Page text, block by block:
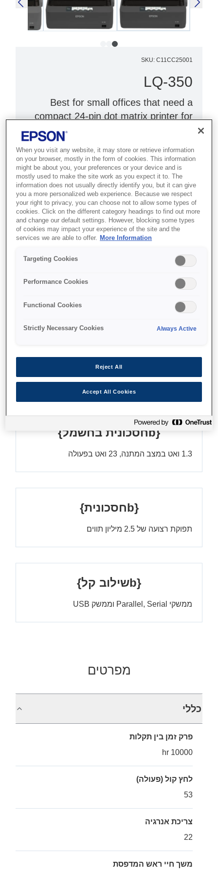
SKU: C11CC25001
LQ-350
Best for small offices that need a
compact 24-pin dot matrix printer for
multi-part forms and documents.
24-pin, 80-column
Fast and reliable
High-quality printing
{bאמינות גבוהה}
זמן ממוצע בין תקלות של 10,000 שעות פעולה
{bחסכונית בחשמל}
1.3 ואט במצב המתנה, 23 ואט בפעולה
{bחסכונית}
תפוקת רצועה של 2.5 מיליון תווים
{bשילוב קל}
ממשקי Parallel, Serial וממשק USB
מפרטים
כללי
פרק זמן בין תקלות
10000 hr
לחץ קול (פעולה)
53
צריכת אנרגיה
22
משך חיי ראש המדפסת
When you visit any website, it may store or retrieve information
on your browser, mostly in the form of cookies. This information
might be about you, your preferences or your device and is
mostly used to make the site work as you expect it to. The
information does not usually directly identify you, but it can give
you a more personalized web experience. Because we respect
your right to privacy, you can choose not to allow some types of
cookies. Click on the different category headings to find out more
and change our default settings. However, blocking some types
of cookies may impact your experience of the site and the
services we are able to offer.
More Information
Targeting Cookies
Performance Cookies
Functional Cookies
Strictly Necessary Cookies Always Active
Reject All
Accept All Cookies